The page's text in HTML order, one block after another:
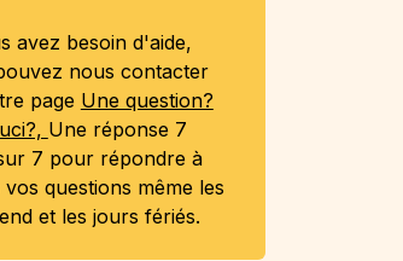
avez besoin d'aide,
nous contacter
page Une question?
Une réponse 7
7 pour répondre à
questions même les
et les jours fériés.